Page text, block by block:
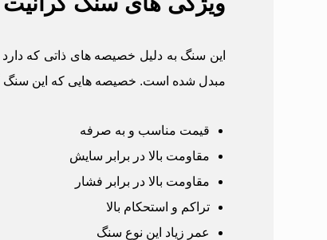
این سنگ به دلیل خصیصه های ذاتی که
مبدل شده است. خصیصه هایی که این سنگ
قیمت مناسب و به صرفه
مقاومت بالا در برابر سایش
مقاومت بالا در برابر فشار
تراکم و استحکام بالا
عمر زیاد این نوع سنگ